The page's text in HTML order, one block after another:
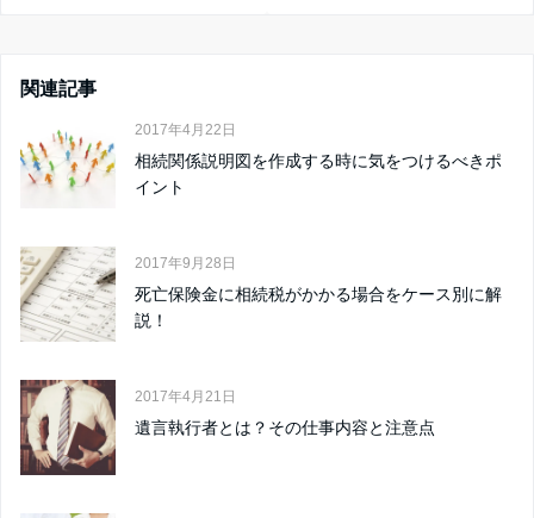
関連記事
2017年4月22日
相続関係説明図を作成する時に気をつけるべきポ
イント
2017年9月28日
死亡保険金に相続税がかかる場合をケース別に解
説！
2017年4月21日
遺言執行者とは？その仕事内容と注意点